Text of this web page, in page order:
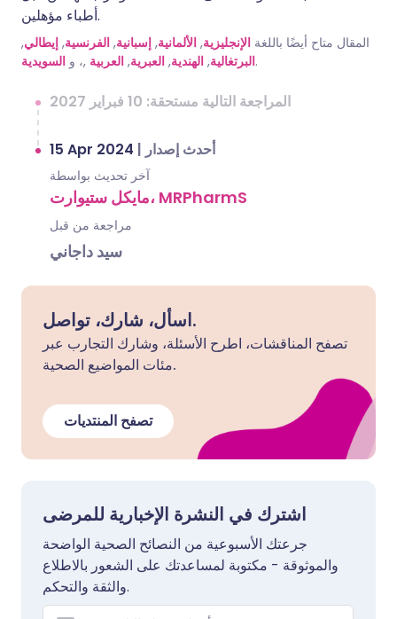
أطباء مؤهلين.
المقال متاح أيضًا باللغة الإنجليزية, الألمانية, إسبانية, الفرنسية, إيطالي,
البرتغالية, الهندية, العبرية, العربية ,، و السويدية .
المراجعة التالية مستحقة: 10 فبراير 2027
15 Apr 2024 | أحدث إصدار
آخر تحديث بواسطة
مايكل ستيوارت، MRPharmS
مراجعة من قبل
سيد داجاني
اسأل، شارك، تواصل.
تصفح المناقشات، اطرح الأسئلة، وشارك التجارب عبر
مئات المواضيع الصحية.
تصفح المنتديات
اشترك في النشرة الإخبارية للمرضى
جرعتك الأسبوعية من النصائح الصحية الواضحة
والموثوقة - مكتوبة لمساعدتك على الشعور بالاطلاع
والثقة والتحكم.